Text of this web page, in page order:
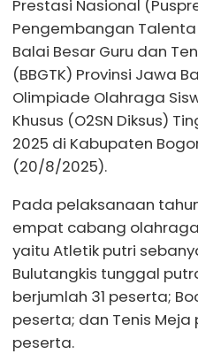
Prestasi Nasional
Pengembangan
Balai Besar Guru dan
(BBGTK) Provinsi Jawa
Olimpiade Olahraga
Khusus (O2SN Diksus)
2025 di Kabupaten
(20/8/2025).
Pada pelaksanaan
empat cabang
yaitu Atletik putri
Bulutangkis tunggal
berjumlah 31 peserta;
peserta; dan Tenis
peserta.